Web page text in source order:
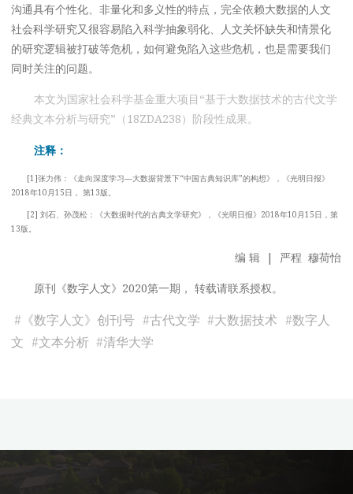
沟通具有个性化、非量化和多义性的特点，完全依赖大数据的人文
社会科学研究又很容易陷入科学抽象弱化、人文关怀缺失和情景化
的研究逻辑被打破等危机，如何避免陷入这些危机，也是需要我们
同时关注的问题。
本文为国家社会科学基金重大项目“基于大数据技术的古代文学
经典文本分析与研究”（18ZDA238）阶段性成果。
注释：
[1]张力伟：《走向深度学习—大数据背景下“中国古典知识库”的构想》，《光明日报》
2018年10月15日， 第13版。
[2] 刘石、孙茂松：《大数据时代的古典文学研究》，《光明日报》2018年10月15日，第
13版。
编 辑 | 严程 穆荷怡
原刊《数字人文》2020第一期， 转载请联系授权。
# 《数字人文》创刊号 #古代文学 #大数据技术 #数字人
文 #文本分析 #清华大学